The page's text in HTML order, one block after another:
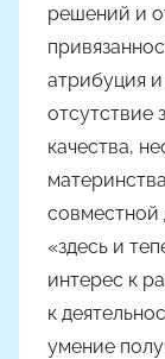
решений и
атрибуция
отсутствие
качества,
совместной
«здесь и
интерес к
к
умение